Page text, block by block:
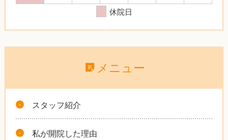
休院日
メニュー
スタッフ紹介
私が開院した理由